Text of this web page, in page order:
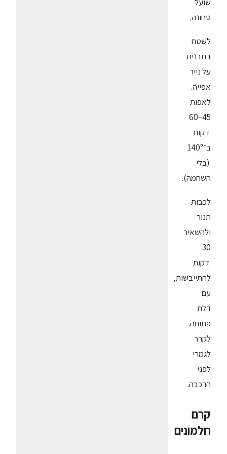
שועל
טחונה.
לשטח
בתבנית
על נייר
אפייה.
לאפות
45–60
דקות
ב־140°
(בלי
השחמה).
לכבות
תנור
ולהשאיר
30
דקות
להתייבשות,
עם
דלת
פתוחה.
לקרר
לגמרי
לפני
הרכבה.
קרם
חלמונים